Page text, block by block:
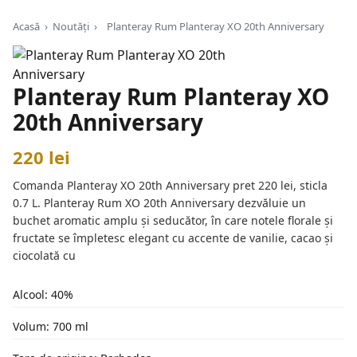
Acasă › Noutăți › Planteray Rum Planteray XO 20th Anniversary
Planteray Rum Planteray XO
20th Anniversary
220 lei
Comanda Planteray XO 20th Anniversary pret 220 lei, sticla
0.7 L. Planteray Rum XO 20th Anniversary dezvăluie un
buchet aromatic amplu și seducător, în care notele florale și
fructate se împletesc elegant cu accente de vanilie, cacao și
ciocolată cu
Alcool: 40%
Volum: 700 ml